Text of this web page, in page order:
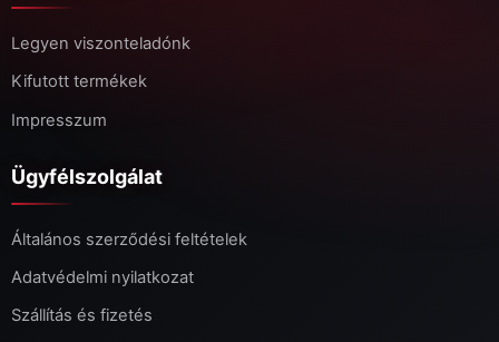
Legyen viszonteladónk
Kifutott termékek
Impresszum
Ügyfélszolgálat
Általános szerződési feltételek
Adatvédelmi nyilatkozat
Szállítás és fizetés